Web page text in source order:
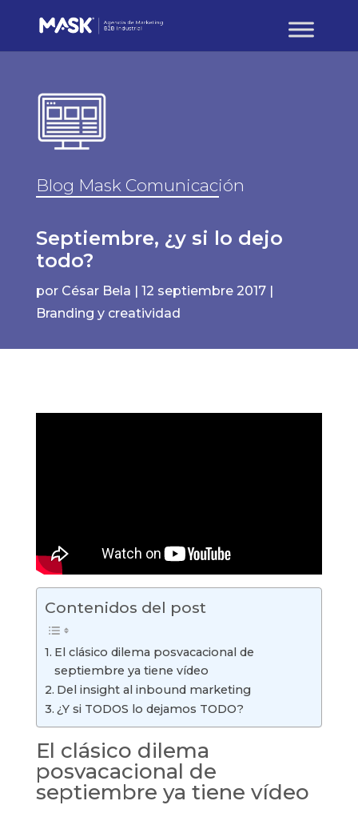
Blog Mask Comunicación
Septiembre, ¿y si lo dejo
todo?
por César Bela 12 septiembre 2017|
Branding y creatividad
Contenidos del post
El clásico dilema posvacacional de
septiembre ya tiene vídeo
Del insight al inbound marketing
¿Y si TODOS lo dejamos TODO?
El clásico dilema
posvacacional de
septiembre ya tiene vídeo